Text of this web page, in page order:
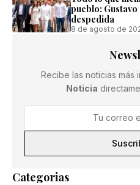
pueblo: Gustavo
despedida
8 de agosto de
Categorias
Recibe las noticias más
Noticia